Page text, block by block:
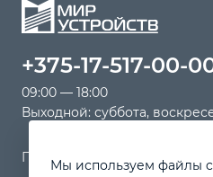
+375-17-517-00-
09:00 — 18:00
Выходной: суббота,
Почтовый адрес: 220125,
Мы используем файлы